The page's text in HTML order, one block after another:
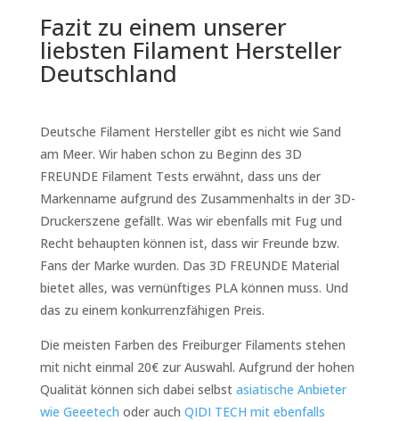
Fazit zu einem unserer
liebsten Filament Hersteller
Deutschland
Deutsche Filament Hersteller gibt es nicht wie Sand
am Meer. Wir haben schon zu Beginn des 3D
FREUNDE Filament Tests erwähnt, dass uns der
Markenname aufgrund des Zusammenhalts in der 3D-
Druckerszene gefällt. Was wir ebenfalls mit Fug und
Recht behaupten können ist, dass wir Freunde bzw.
Fans der Marke wurden. Das 3D FREUNDE Material
bietet alles, was vernünftiges PLA können muss. Und
das zu einem konkurrenzfähigen Preis.
Die meisten Farben des Freiburger Filaments stehen
mit nicht einmal 20€ zur Auswahl. Aufgrund der hohen
Qualität können sich dabei selbst asiatische Anbieter
wie Geeetech oder auch QIDI TECH mit ebenfalls